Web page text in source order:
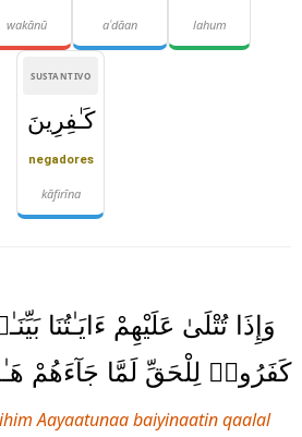
lahum
aʿdāan
wakānū
SUSTANTIVO
كَـٰفِرِينَ
negadores
kāfirīna
وَإِذَا تُتْلَىٰ عَلَيْهِمْ ءَايَـٰتُنَا
كَفَرُوا۟ لِلْحَقِّ لَمَّا جَآءَهُمْ
Aayaatunaa baiyinaatin qaalal